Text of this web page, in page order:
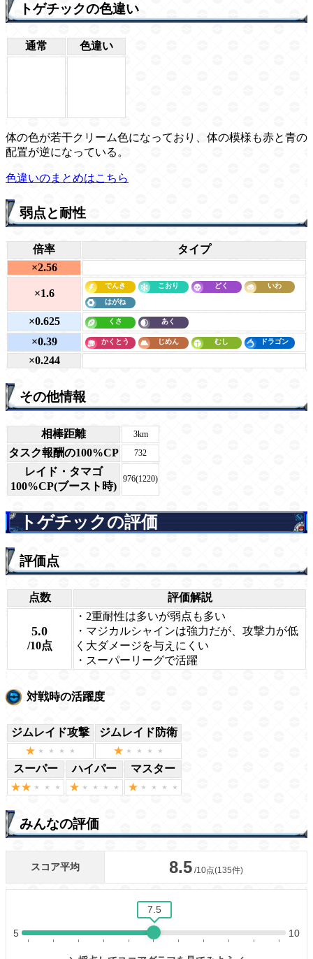
トゲチックの色違い
通常 色違い
体の色が若干クリーム色になっており、体の模様も赤と青の
配置が逆になっている。
色違いのまとめはこちら
弱点と耐性
倍率
タイプ
×2.56
×1.6
×0.625
×0.39
×0.244
その他情報
相棒距離 3km
タスク報酬の100%CP 732
レイド・タマゴ
100%CP(ブースト時)
976(1220)
トゲチックの評価
評価点
点数 評価解説
5.0
/10点
・2重耐性は多いが弱点も多い
・マジカルシャインは強力だが、攻撃力が低
く大ダメージを与えにくい
・スーパーリーグで活躍
対戦時の活躍度
ジムレイド攻撃 ジムレイド防衛
スーパー ハイパー マスター
みんなの評価